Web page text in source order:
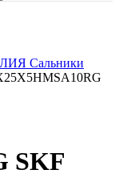
Сальники
SKF